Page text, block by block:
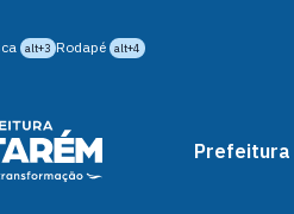
alt+3 Rodapé alt+4
Prefeitura